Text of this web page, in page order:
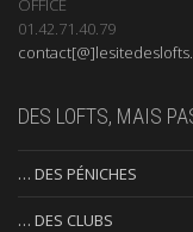
OFFICE
01.42.71.40.79
DES LOFTS, MAIS
… DES PÉNICHES
… DES CLUBS